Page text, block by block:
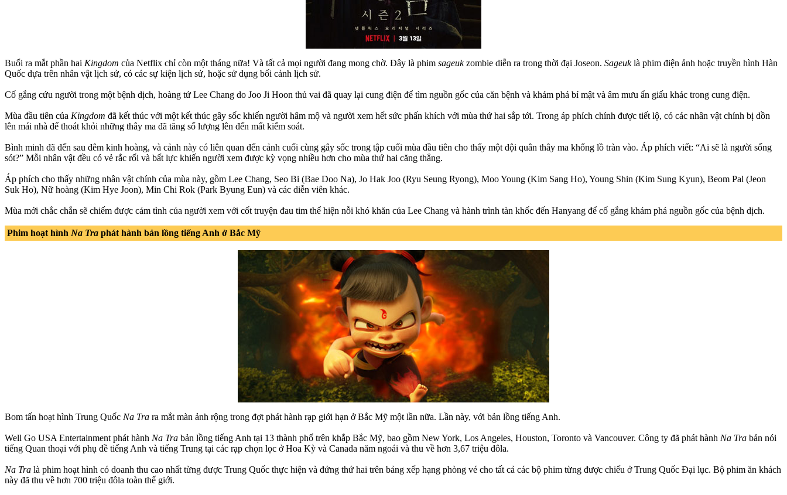
Buổi ra mắt phần hai Kingdom của Netflix chỉ còn một tháng nữa! Và tất cả mọi người đang mong chờ. Đây là phim sageukzombie diễn ra trong thời đại Joseon. Sageuklà phim điện ảnh hoặc truyền hình Hàn
Quốc dựa trên nhân vật lịch sử, có các sự kiện lịch sử, hoặc sử dụng bối cảnh lịch sử.
Cố gắng cứu người trong một bệnh dịch, hoàng tử Lee Chang do Joo Ji Hoon thủ vai đã quay lại cung điện để tìm nguồn gốc của căn bệnh và khám phá bí mật và âm mưu ẩn giấu khác trong cung điện.
Mùa đầu tiên của Kingdom đã kết thúc với một kết thúc gây sốc khiến người hâm mộ và người xem hết sức phấn khích với mùa thứ hai sắp tới. Trong áp phích chính được tiết lộ, có các nhân vật chính bị dồn
lên mái nhà để thoát khỏi những thây ma đã tăng số lượng lên đến mất kiểm soát.
Bình minh đã đến sau đêm kinh hoàng, và cảnh này có liên quan đến cảnh cuối cùng gây sốc trong tập cuối mùa đầu tiên cho thấy một đội quân thây ma khổng lồ tràn vào. Áp phích viết: “Ai sẽ là người sống
sót?” Mỗi nhân vật đều có vẻ rắc rối và bất lực khiến người xem được kỳ vọng nhiều hơn cho mùa thứ hai căng thẳng.
Áp phích cho thấy những nhân vật chính của mùa này, gồm Lee Chang, Seo Bi (Bae Doo Na), Jo Hak Joo (Ryu Seung Ryong), Moo Young (Kim Sang Ho), Young Shin (Kim Sung Kyun), Beom Pal (Jeon
Suk Ho), Nữ hoàng (Kim Hye Joon), Min Chi Rok (Park Byung Eun) và các diễn viên khác.
Mùa mới chắc chắn sẽ chiếm được cảm tình của người xem với cốt truyện đau tim thể hiện nỗi khó khăn của Lee Chang và hành trình tàn khốc đến Hanyang để cố gắng khám phá nguồn gốc của bệnh dịch.
Phim hoạt hình Na Tra phát hành bản lồng tiếng Anh ở Bắc Mỹ
Bom tấn hoạt hình Trung Quốc Na Tra ra mắt màn ảnh rộng trong đợt phát hành rạp giới hạn ở Bắc Mỹ một lần nữa. Lần này, với bản lồng tiếng Anh.
Well Go USA Entertainment phát hành Na Tra bản lồng tiếng Anh tại 13 thành phố trên khắp Bắc Mỹ, bao gồm New York, Los Angeles, Houston, Toronto và Vancouver. Công ty đã phát hành Na Tra bản nói
tiếng Quan thoại với phụ đề tiếng Anh và tiếng Trung tại các rạp chọn lọc ở Hoa Kỳ và Canada năm ngoái và thu về hơn 3,67 triệu đôla.
Na Tra là phim hoạt hình có doanh thu cao nhất từng được Trung Quốc thực hiện và đứng thứ hai trên bảng xếp hạng phòng vé cho tất cả các bộ phim từng được chiếu ở Trung Quốc Đại lục. Bộ phim ăn khách
này đã thu về hơn 700 triệu đôla toàn thế giới.